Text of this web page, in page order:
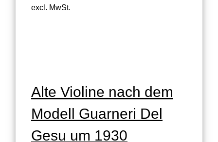
excl. MwSt.
Alte Violine nach dem
Modell Guarneri Del
Gesu um 1930